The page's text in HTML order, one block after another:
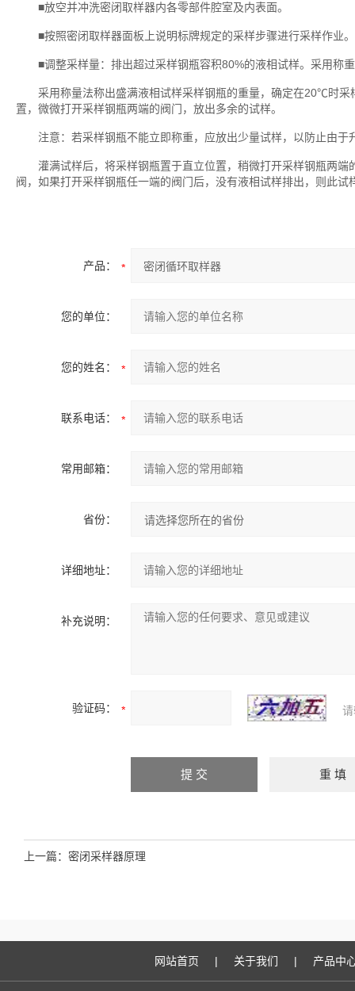
■放空并冲洗密闭取样器内各零部件腔室及内表面。
■按照密闭取样器面板上说明标牌规定的采样步骤进行采样作业。
■调整采样量：排出超过采样钢瓶容积80%的液相试样。采用称
采用称量法称出盛满液相试样采样钢瓶的重量，确定在20℃时采
置，微微打开采样钢瓶两端的阀门，放出多余的试样。
注意：若采样钢瓶不能立即称重，应放出少量试样，以防止由于
灌满试样后，将采样钢瓶置于直立位置，稍微打开采样钢瓶两端
阀，如果打开采样钢瓶任一端的阀门后，没有液相试样排出，则此试
产品：
您的单位：
您的姓名：
联系电话：
常用邮箱：
省份：
详细地址：
补充说明：
验证码：
上一篇： 密闭采样器原理
网站首页 | 关于我们 | 产品中